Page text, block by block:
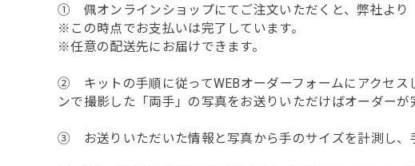
① 佩オンラインショップにてご注文いただくと、弊社より
※この時点でお支払いは完了しています。
※任意の配送先にお届けできます。
② キットの手順に従ってWEBオーダーフォームにアクセス
ンで撮影した「両手」の写真をお送りいただけばオーダーが
③ お送りいただいた情報と写真から手のサイズを計測し、